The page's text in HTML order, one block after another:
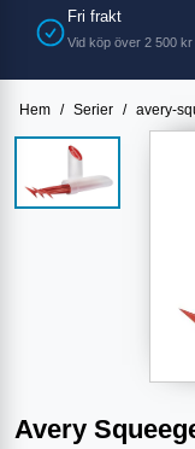
Fri frakt
Vid köp över 2 500 kr
Hem / Serier / avery-
Avery